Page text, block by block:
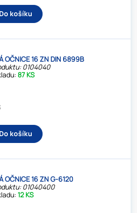
Do košíku
OČNICE 16 ZN DIN 6899B
0104040
87 KS
Do košíku
OČNICE 16 ZN G-6120
01040400
12 KS